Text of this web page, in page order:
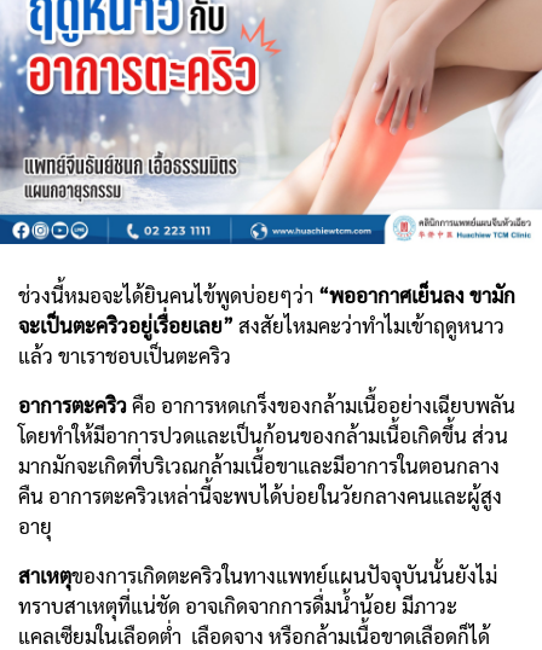
ช่วงนี้หมอจะได้ยินคนไข้พูดบ่อยๆว่า “พออากาศเย็นลง ขามัก
จะเป็นตะคริวอยู่เรื่อยเลย” สงสัยไหมคะว่าทำไมเข้าฤดูหนาว
แล้ว ขาเราชอบเป็นตะคริว
อาการตะคริวคือ อาการหดเกร็งของกล้ามเนื้ออย่างเฉียบพลัน
โดยทำให้มีอาการปวดและเป็นก้อนของกล้ามเนื้อเกิดขึ้น ส่วน
มากมักจะเกิดที่บริเวณกล้ามเนื้อขาและมีอาการในตอนกลาง
คืน อาการตะคริวเหล่านี้จะพบได้บ่อยในวัยกลางคนและผู้สูง
อายุ
สาเหตุของการเกิดตะคริวในทางแพทย์แผนปัจจุบันนั้นยังไม่
ทราบสาเหตุที่แน่ชัด อาจเกิดจากการดื่มน้ำน้อย มีภาวะ
แคลเซียมในเลือดต่ำ เลือดจาง หรือกล้ามเนื้อขาดเลือดก็ได้